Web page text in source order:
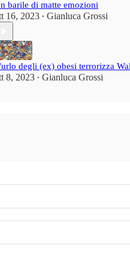
barile di matte emozioni
16, 2023 • Gianluca Grossi
degli (ex) obesi terrorizza
8, 2023 • Gianluca Grossi